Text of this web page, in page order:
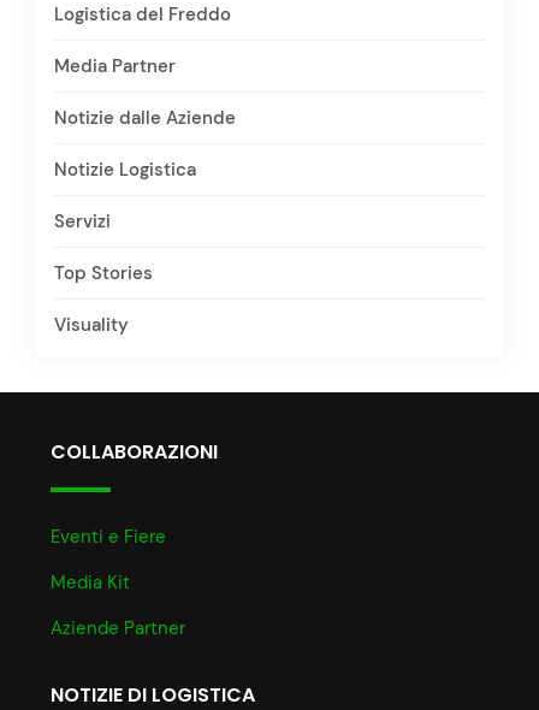
Logistica del Freddo
Media Partner
Notizie dalle Aziende
Notizie Logistica
Servizi
Top Stories
Visuality
COLLABORAZIONI
Eventi e Fiere
Media Kit
Aziende Partner
NOTIZIE DI LOGISTICA